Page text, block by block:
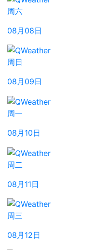
周六
08月08日
周日
08月09日
周一
08月10日
周二
08月11日
周三
08月12日